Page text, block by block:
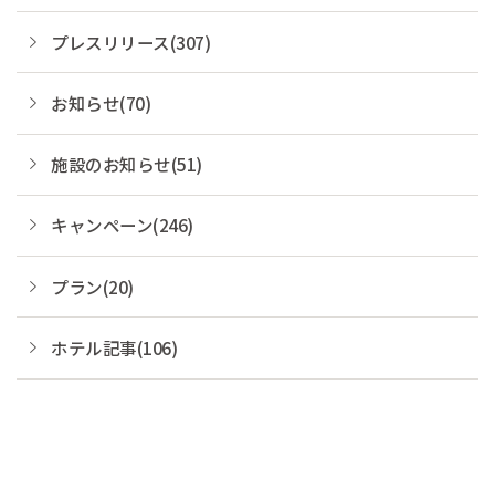
プレスリリース(307)
お知らせ(70)
施設のお知らせ(51)
キャンペーン(246)
プラン(20)
ホテル記事(106)